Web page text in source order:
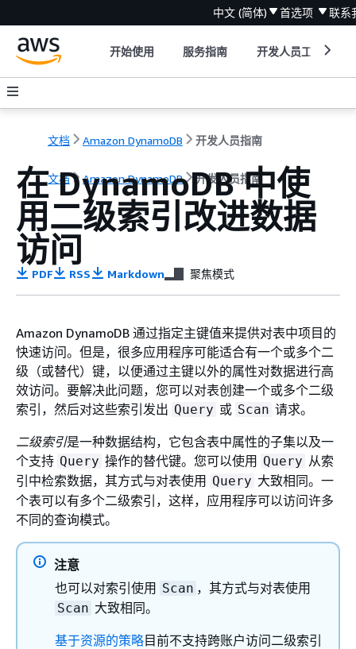
中文 (简体) 首选项 联系
开始使用 服务指南 开发人员工具
文档 Amazon DynamoDB 开发人员指南
文档 Amazon DynamoDB 开发人员指南
在 DynamoDB 中使
用二级索引改进数据
访问
PDF RSS Markdown 聚焦模式
Amazon DynamoDB 通过指定主键值来提供对表中项目的
快速访问。但是，很多应用程序可能适合有一个或多个二
级（或替代）键，以便通过主键以外的属性对数据进行高
效访问。要解决此问题，您可以对表创建一个或多个二级
索引，然后对这些索引发出 Query 或 Scan 请求。
二级索引是一种数据结构，它包含表中属性的子集以及一
个支持 Query 操作的替代键。您可以使用 Query 从索
引中检索数据，其方式与对表使用 Query 大致相同。一
个表可以有多个二级索引，这样，应用程序可以访问许多
不同的查询模式。
注意
也可以对索引使用 Scan ，其方式与对表使用
Scan 大致相同。
基于资源的策略目前不支持跨账户访问二级索引